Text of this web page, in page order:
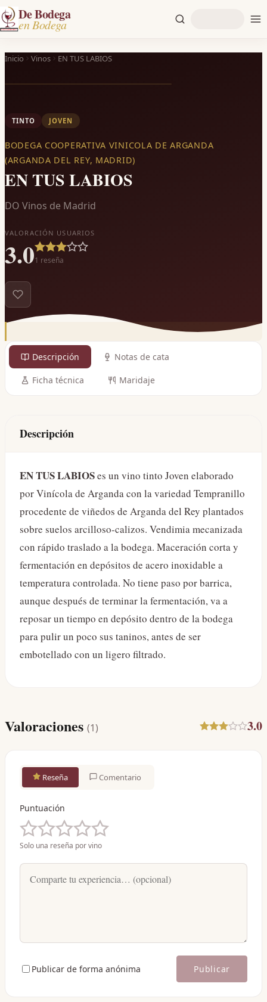
De Bodega
en Bodega
Inicio Vinos EN TUS LABIOS
TINTO JOVEN
BODEGA COOPERATIVA VINICOLA DE ARGANDA
(ARGANDA DEL REY, MADRID)
EN TUS LABIOS
DO Vinos de Madrid
VALORACIÓN USUARIOS
3.01 reseña
Descripción Notas de cata
Ficha técnica Maridaje
Descripción
EN TUS LABIOSes un vino tinto Joven elaborado
por Vinícola de Arganda con la variedad Tempranillo
procedente de viñedos de Arganda del Rey plantados
sobre suelos arcilloso-calizos. Vendimia mecanizada
con rápido traslado a la bodega. Maceración corta y
fermentación en depósitos de acero inoxidable a
temperatura controlada. No tiene paso por barrica,
aunque después de terminar la fermentación, va a
reposar un tiempo en depósito dentro de la bodega
para pulir un poco sus taninos, antes de ser
embotellado con un ligero filtrado.
Valoraciones (1) 3.0
Reseña Comentario
Puntuación
Solo una reseña por vino
Publicar de forma anónima Publicar